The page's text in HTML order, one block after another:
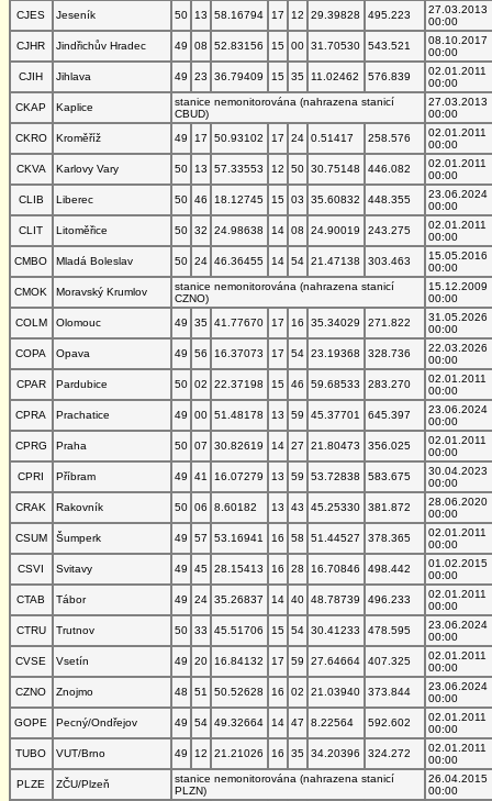
CJES
Jeseník 50 13 58.16794 17 12 29.39828 495.223
27.03.2013
00:00
CJHR
Jindřichův Hradec 49 08 52.83156 15 00 31.70530 543.521
08.10.2017
00:00
CJIH
Jihlava 49 23 36.79409 15 35 11.02462 576.839
02.01.2011
00:00
CKAP
Kaplice
stanice nemonitorována (nahrazena stanicí
CBUD)
27.03.2013
00:00
CKRO
Kroměříž 49 17 50.93102 17 24 0.51417 258.576
02.01.2011
00:00
CKVA
Karlovy Vary 50 13 57.33553 12 50 30.75148 446.082
02.01.2011
00:00
CLIB
Liberec 50 46 18.12745 15 03 35.60832 448.355
23.06.2024
00:00
CLIT
Litoměřice 50 32 24.98638 14 08 24.90019 243.275
02.01.2011
00:00
CMBO
Mladá Boleslav 50 24 46.36455 14 54 21.47138 303.463
15.05.2016
00:00
CMOK
Moravský Krumlov
stanice nemonitorována (nahrazena stanicí
CZNO)
15.12.2009
00:00
COLM
Olomouc 49 35 41.77670 17 16 35.34029 271.822
31.05.2026
00:00
COPA
Opava 49 56 16.37073 17 54 23.19368 328.736
22.03.2026
00:00
CPAR
Pardubice 50 02 22.37198 15 46 59.68533 283.270
02.01.2011
00:00
CPRA
Prachatice 49 00 51.48178 13 59 45.37701 645.397
23.06.2024
00:00
CPRG
Praha 50 07 30.82619 14 27 21.80473 356.025
02.01.2011
00:00
CPRI
Příbram 49 41 16.07279 13 59 53.72838 583.675
30.04.2023
00:00
CRAK
Rakovník 50 06 8.60182 13 43 45.25330 381.872
28.06.2020
00:00
CSUM
Šumperk 49 57 53.16941 16 58 51.44527 378.365
02.01.2011
00:00
CSVI
Svitavy 49 45 28.15413 16 28 16.70846 498.442
01.02.2015
00:00
CTAB
Tábor 49 24 35.26837 14 40 48.78739 496.233
02.01.2011
00:00
CTRU
Trutnov 50 33 45.51706 15 54 30.41233 478.595
23.06.2024
00:00
CVSE
Vsetín 49 20 16.84132 17 59 27.64664 407.325
02.01.2011
00:00
CZNO
Znojmo 48 51 50.52628 16 02 21.03940 373.844
23.06.2024
00:00
GOPE
Pecný/Ondřejov 49 54 49.32664 14 47 8.22564 592.602
02.01.2011
00:00
TUBO
VUT/Brno 49 12 21.21026 16 35 34.20396 324.272
02.01.2011
00:00
PLZE
ZČU/Plzeň
stanice nemonitorována (nahrazena stanicí
PLZN)
26.04.2015
00:00